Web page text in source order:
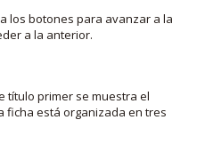
los botones para avanzar a la
a la anterior.
título primer se muestra el
ficha está organizada en tres